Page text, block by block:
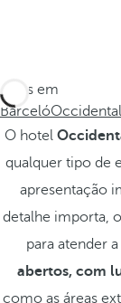
Estes em
Barceló
O hotel
qualquer tipo de
apresentação
detalhe importa,
para atender
abertos, com
como as áreas